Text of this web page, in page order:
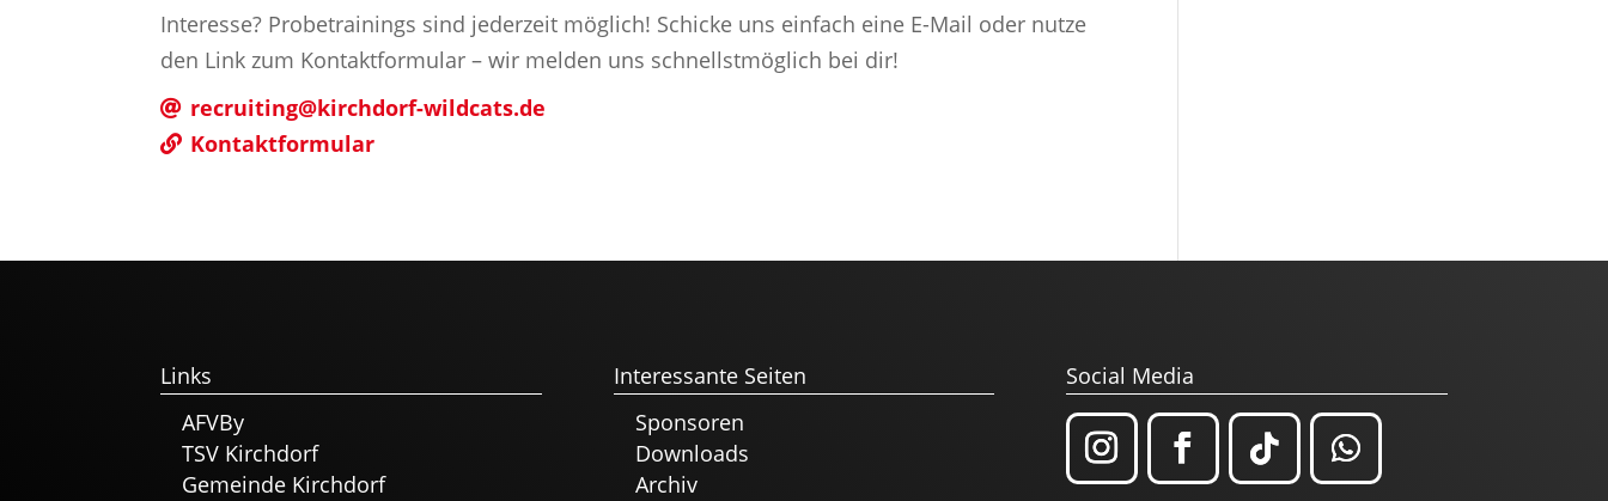
Interesse? Probetrainings sind jederzeit möglich! Schicke uns einfach eine E-Mail oder nutze
den Link zum Kontaktformular – wir melden uns schnellstmöglich bei dir!
recruiting@kirchdorf-wildcats.de
Kontaktformular
Links
AFVBy
TSV Kirchdorf
Gemeinde Kirchdorf
Interessante Seiten
Sponsoren
Downloads
Archiv
Social Media